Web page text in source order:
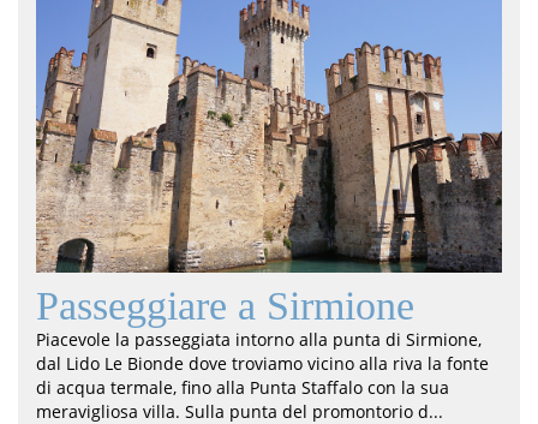
Passeggiare a Sirmione
Piacevole la passeggiata intorno alla punta di Sirmione,
dal Lido Le Bionde dove troviamo vicino alla riva la fonte
di acqua termale, fino alla Punta Staffalo con la sua
meravigliosa villa. Sulla punta del promontorio d...